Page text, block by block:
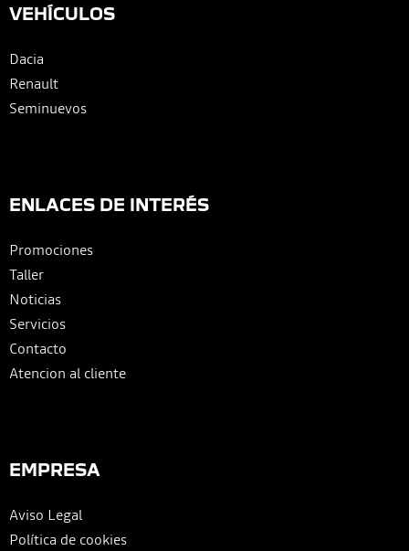
VEHÍCULOS
Dacia
Renault
Seminuevos
ENLACES DE INTERÉS
Promociones
Taller
Noticias
Servicios
Contacto
Atencion al cliente
EMPRESA
Aviso Legal
Política de cookies